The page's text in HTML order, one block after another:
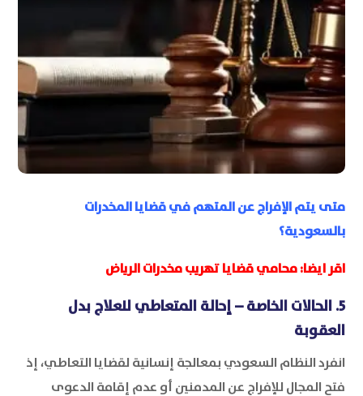
متى يتم الإفراج عن المتهم في قضايا المخدرات
بالسعودية؟
اقر ايضا:محامي قضايا تهريب مخدرات الرياض
5. الحالات الخاصة – إحالة المتعاطي للعلاج بدل
العقوبة
انفرد النظام السعودي بمعالجة إنسانية لقضايا التعاطي، إذ
فتح المجال للإفراج عن المدمنين أو عدم إقامة الدعوى